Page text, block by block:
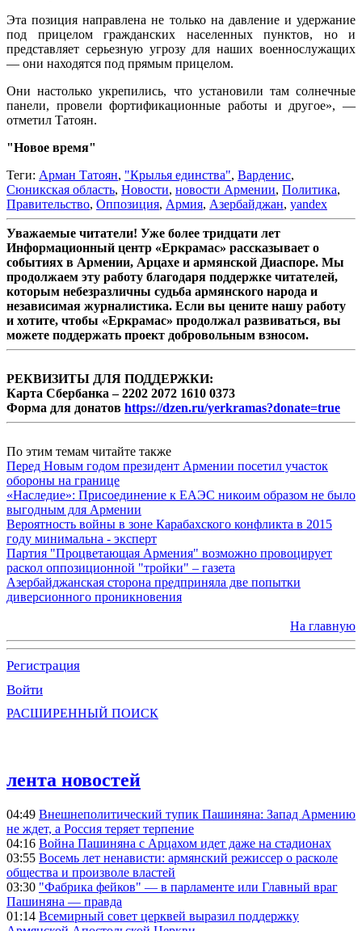
Эта позиция направлена не только на давление и удержание
под прицелом гражданских населенных пунктов, но и
представляет серьезную угрозу для наших военнослужащих
— они находятся под прямым прицелом.
Они настолько укрепились, что установили там солнечные
панели, провели фортификационные работы и другое», —
отметил Татоян.
"Новое время"
Теги: Арман Татоян, "Крылья единства", Варденис,
Сюникская область, Новости, новости Армении, Политика,
Правительство, Оппозиция, Армия, Азербайджан, yandex
Уважаемые читатели! Уже более тридцати лет
Информационный центр «Еркрамас» рассказывает о
событиях в Армении, Арцахе и армянской Диаспоре. Мы
продолжаем эту работу благодаря поддержке читателей,
которым небезразличны судьба армянского народа и
независимая журналистика. Если вы цените нашу работу
и хотите, чтобы «Еркрамас» продолжал развиваться, вы
можете поддержать проект добровольным взносом.
РЕКВИЗИТЫ ДЛЯ ПОДДЕРЖКИ:
Карта Сбербанка – 2202 2072 1610 0373
Форма для донатов https://dzen.ru/yerkramas?donate=true
По этим темам читайте также
Перед Новым годом президент Армении посетил участок
обороны на границе
«Наследие»: Присоединение к ЕАЭС никоим образом не было
выгодным для Армении
Вероятность войны в зоне Карабахского конфликта в 2015
году минимальна - эксперт
Партия "Процветающая Армения" возможно провоцирует
раскол оппозиционной "тройки" – газета
Азербайджанская сторона предприняла две попытки
диверсионного проникновения
На главную
Регистрация
Войти
РАСШИРЕННЫЙ ПОИСК
лента новостей
04:49 Внешнеполитический тупик Пашиняна: Запад Армению
не ждет, а Россия теряет терпение
04:16 Война Пашиняна с Арцахом идет даже на стадионах
03:55 Восемь лет ненависти: армянский режиссер о расколе
общества и произволе властей
03:30 "Фабрика фейков" — в парламенте или Главный враг
Пашиняна — правда
01:14 Всемирный совет церквей выразил поддержку